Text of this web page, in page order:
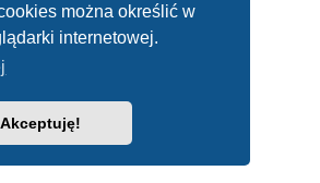
można określić w
internetowej.
Akceptuję!